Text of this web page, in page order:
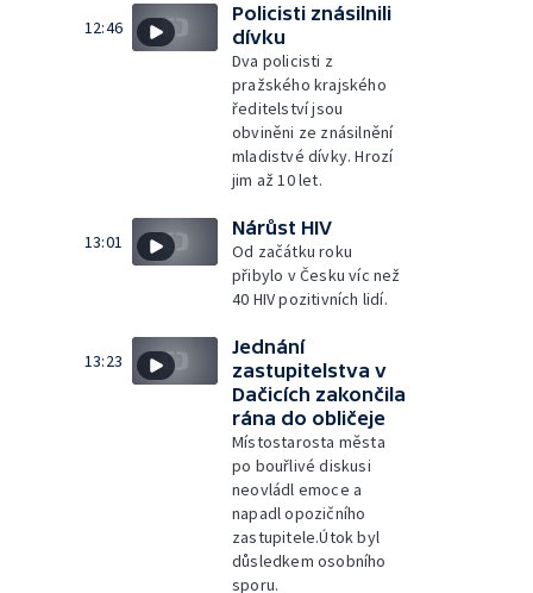
12:46
Policisti znásilnili
dívku
Dva policisti z
pražského krajského
ředitelství jsou
obviněni ze znásilnění
mladistvé dívky. Hrozí
jim až 10 let.
13:01
Nárůst HIV
Od začátku roku
přibylo v Česku víc než
40 HIV pozitivních lidí.
13:23
Jednání
zastupitelstva v
Dačicích zakončila
rána do obličeje
Místostarosta města
po bouřlivé diskusi
neovládl emoce a
napadl opozičního
zastupitele.Útok byl
důsledkem osobního
sporu.